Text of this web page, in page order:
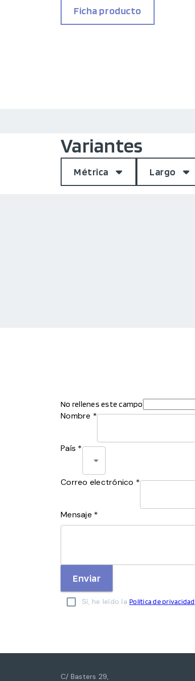
Ficha producto
Variantes
Métrica Largo
No rellenes este campo
Nombre *
País *
Correo electrónico *
Mensaje *
Enviar
Sí, he leído la Política de privacidad
C/ Basters 29,